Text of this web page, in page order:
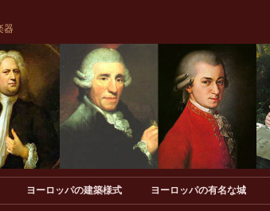
器
ヨーロッパの建築様式 ヨーロッパの有名な城